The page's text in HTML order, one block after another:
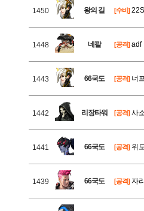
1450 왕의 길 [수비]
1448 네팔 [공격] adf
1443 66국도 [공격] 너
1442 리장타워 [공격] 사
1441 66국도 [공격] 위
1439 66국도 [공격] 자